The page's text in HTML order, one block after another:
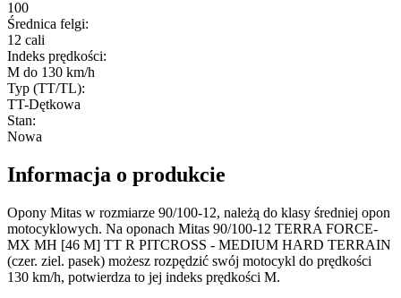
100
Średnica felgi:
12 cali
Indeks prędkości:
M do 130 km/h
Typ (TT/TL):
TT-Dętkowa
Stan:
Nowa
Informacja o produkcie
Opony Mitas w rozmiarze 90/100-12, należą do klasy średniej opon
motocyklowych. Na oponach Mitas 90/100-12 TERRA FORCE-
MX MH [46 M] TT R PITCROSS - MEDIUM HARD TERRAIN
(czer. ziel. pasek) możesz rozpędzić swój motocykl do prędkości
130 km/h, potwierdza to jej indeks prędkości M.